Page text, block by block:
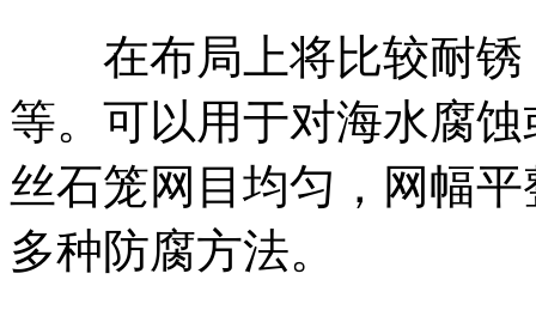
在布局上将比较耐锈
等。可以用于对海水腐
丝石笼网目均匀，网幅
多种防腐方法。